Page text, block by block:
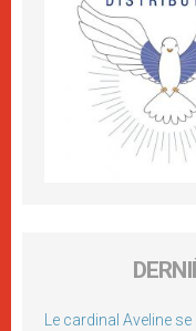
Le cardinal Aveline